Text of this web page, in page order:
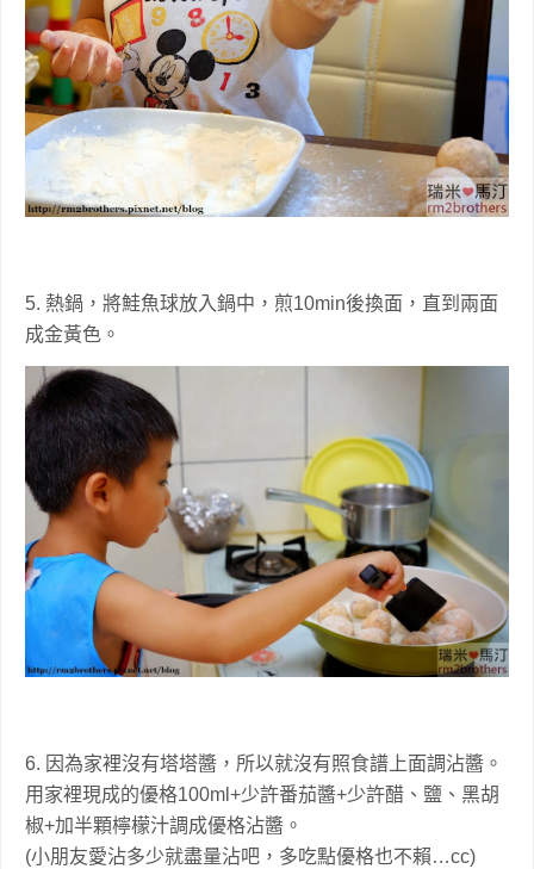
5. 熱鍋，將鮭魚球放入鍋中，煎10min後換面，直到兩面
成金黃色。
6. 因為家裡沒有塔塔醬，所以就沒有照食譜上面調沾醬。
用家裡現成的優格100ml+少許番茄醬+少許醋、鹽、黑胡
椒+加半顆檸檬汁調成優格沾醬。
(小朋友愛沾多少就盡量沾吧，多吃點優格也不賴…cc)